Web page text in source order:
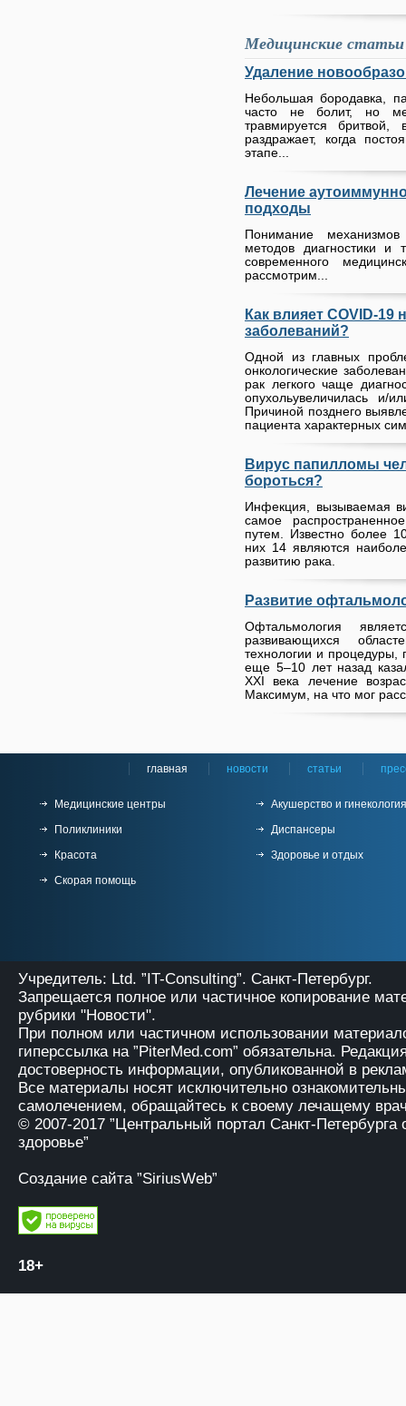
Медицинские статьи
Удаление
Небольшая бородавка,
часто не болит, но
травмируется бритвой,
раздражает, когда
этапе...
Лечение
подходы
Понимание
методов диагностики и
современного
рассмотрим...
Как влияет COVID-
заболеваний?
Одной из главных
онкологические
рак легкого чаще
опухольувеличилась и/
Причиной позднего
пациента характерных
Вирус папилломы
бороться?
Инфекция, вызываемая
самое
путем. Известно более
них 14 являются
развитию рака.
Развитие
Офтальмология
развивающихся
технологии и процедуры,
еще 5–10 лет назад
XXI века лечение
Максимум, на что мог
главная новости статьи
Медицинские центры
Акушерство и гинекология
Поликлиники
Диспансеры
Красота
Здоровье и отдых
Скорая помощь
Учредитель: Ltd. ”IT-Consulting”. Санкт-Петербург.
Запрещается полное или частичное копирование
рубрики "Новости".
При полном или частичном использовании
гиперссылка на ”PiterMed.com” обязательна.
достоверность информации, опубликованной в
Все материалы носят исключительно
самолечением, обращайтесь к своему лечащему
© 2007-2017 ”Центральный портал Санкт-
здоровье”
Создание сайта ”SiriusWeb”
18+